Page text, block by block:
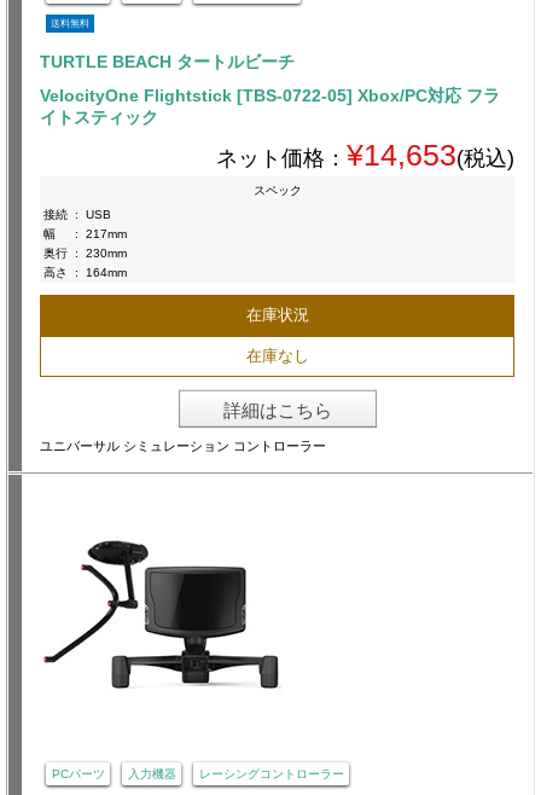
送料無料
TURTLE BEACH タートルビーチ
VelocityOne Flightstick [TBS-0722-05] Xbox/PC対応 フラ
イトスティック
ネット価格： ¥14,653(税込)
スペック
接続 :
USB
幅
:
217mm
奥行 :
230mm
高さ
: 164mm
在庫状況
在庫なし
詳細はこちら
ユニバーサル シミュレーション コントローラー
PCパーツ 入力機器 レーシングコントローラー